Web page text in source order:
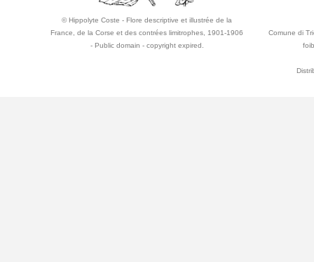
© Hippolyte Coste - Flore descriptive et illustrée de la
France, de la Corse et des contrées limitrophes, 1901-1906
- Public domain - copyright expired.
Comune di